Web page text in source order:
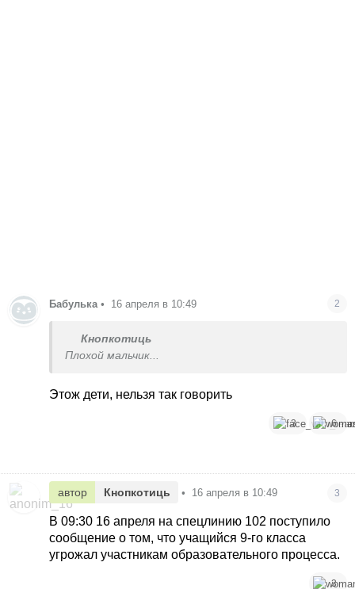
Бабулька • 16 апреля в 10:49 2
Кнопкотиць
Плохой мальчик...
Этож дети, нельзя так говорить
3 6
автор Кнопкотиць • 16 апреля в 10:49 3
В 09:30 16 апреля на спецлинию 102 поступило
сообщение о том, что учащийся 9-го класса
угрожал участникам образовательного процесса.
3